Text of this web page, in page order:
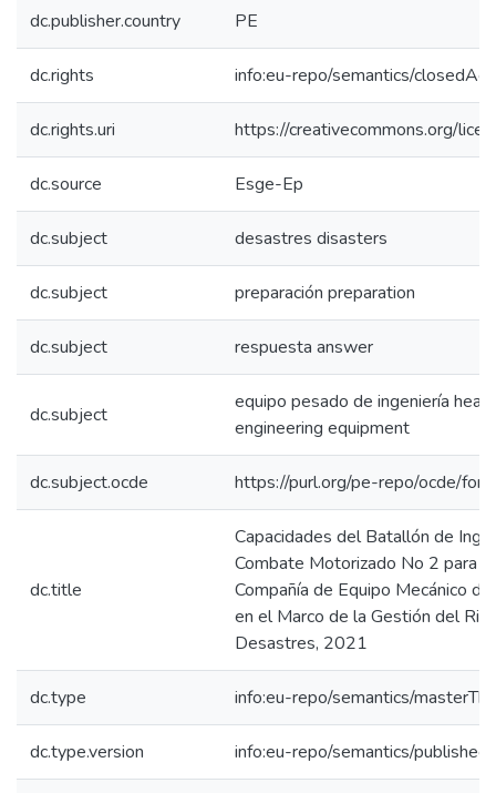
dc.publisher.country PE
dc.rights info:eu-repo/semantics/
dc.rights.uri https://creativecommons.org/
dc.source Esge-Ep
dc.subject desastres disasters
dc.subject preparación preparation
dc.subject respuesta answer
dc.subject
equipo pesado de ingeniería
engineering equipment
dc.subject.ocde https://purl.org/pe-repo/ocde/
dc.title
Capacidades del Batallón de
Combate Motorizado No 2 para
Compañía de Equipo Mecánico
en el Marco de la Gestión del
Desastres, 2021
dc.type info:eu-repo/semantics/
dc.type.version info:eu-repo/semantics/